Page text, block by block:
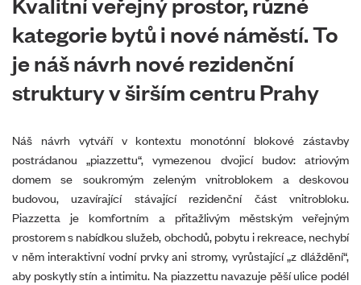
kategorie bytů i nové náměstí. To
je náš návrh nové rezidenční
struktury v širším centru Prahy
Náš návrh vytváří v kontextu monotónní blokové zástavby
postrádanou „piazzettu“, vymezenou dvojicí budov: atriovým
domem se soukromým zeleným vnitroblokem a deskovou
budovou, uzavírající stávající rezidenční část vnitrobloku.
Piazzetta je komfortním a přitažlivým městským veřejným
prostorem s nabídkou služeb, obchodů, pobytu i rekreace, nechybí
v něm interaktivní vodní prvky ani stromy, vyrůstající „z dláždění“,
aby poskytly stín a intimitu. Na piazzettu navazuje pěší ulice podél